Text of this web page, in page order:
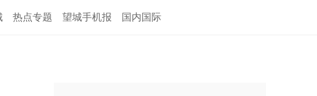
热点专题 望城手机报 国内国际